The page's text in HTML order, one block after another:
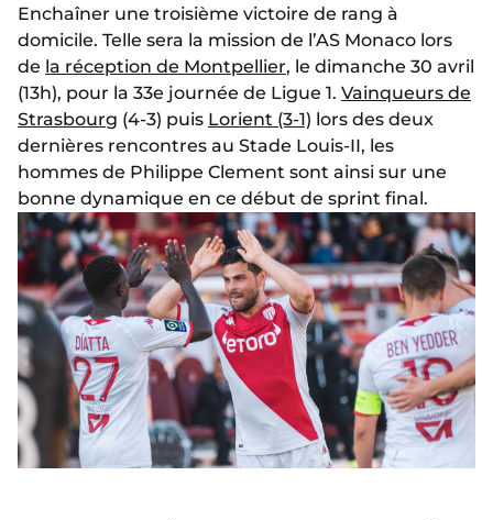
Enchaîner une troisième victoire de rang à
domicile. Telle sera la mission de l’AS Monaco lors
de la réception de Montpellier, le dimanche 30 avril
(13h), pour la 33e journée de Ligue 1. Vainqueurs de
Strasbourg (4-3) puis Lorient (3-1) lors des deux
dernières rencontres au Stade Louis-II, les
hommes de Philippe Clement sont ainsi sur une
bonne dynamique en ce début de sprint final.